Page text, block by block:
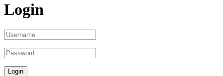
Login